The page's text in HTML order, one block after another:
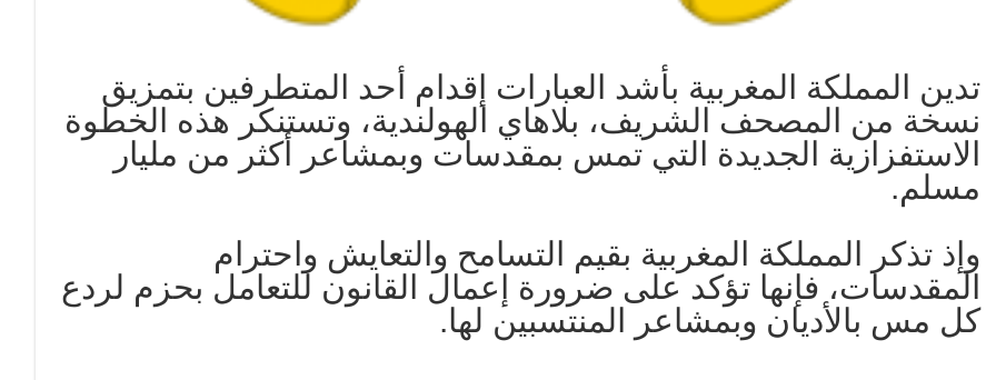
تدين المملكة المغربية بأشد العبارات إقدام أحد المتطرفين بتمزيق
نسخة من المصحف الشريف، بلاهاي الهولندية، وتستنكر هذه الخطوة
الاستفزازية الجديدة التي تمس بمقدسات وبمشاعر أكثر من مليار
مسلم.
وإذ تذكر المملكة المغربية بقيم التسامح والتعايش واحترام
المقدسات، فإنها تؤكد على ضرورة إعمال القانون للتعامل بحزم لردع
كل مس بالأديان وبمشاعر المنتسبين لها.